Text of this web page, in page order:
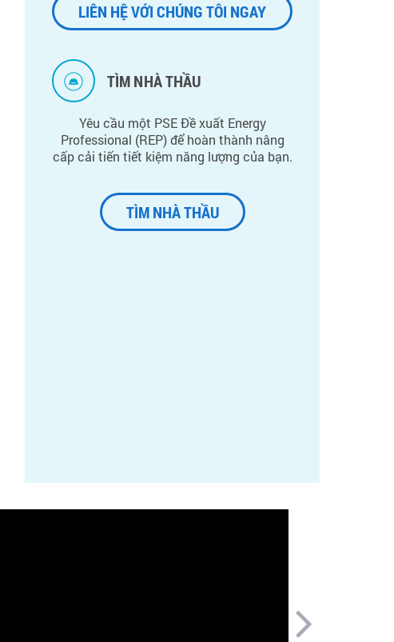
LIÊN HỆ VỚI CHÚNG TÔI NGAY
TÌM NHÀ THẦU
Yêu cầu một PSE Đề xuất Energy
Professional (REP) để hoàn thành nâng
cấp cải tiến tiết kiệm năng lượng của bạn.
TÌM NHÀ THẦU